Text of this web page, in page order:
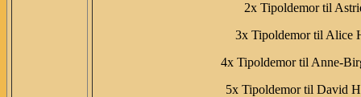
2x Tipoldemor til
3x Tipoldemor til Alice
4x Tipoldemor til Anne-
5x Tipoldemor til David